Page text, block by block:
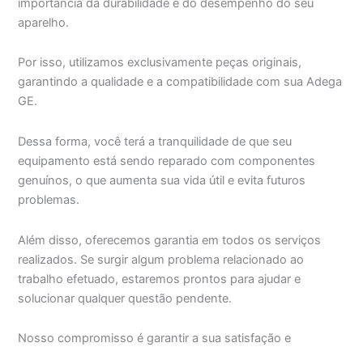
importância da durabilidade e do desempenho do seu
aparelho.
Por isso, utilizamos exclusivamente peças originais,
garantindo a qualidade e a compatibilidade com sua Adega
GE.
Dessa forma, você terá a tranquilidade de que seu
equipamento está sendo reparado com componentes
genuínos, o que aumenta sua vida útil e evita futuros
problemas.
Além disso, oferecemos garantia em todos os serviços
realizados. Se surgir algum problema relacionado ao
trabalho efetuado, estaremos prontos para ajudar e
solucionar qualquer questão pendente.
Nosso compromisso é garantir a sua satisfação e